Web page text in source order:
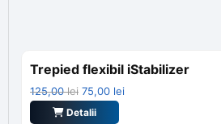
Trepied flexibil iStabilizer
125,00lei Prețul
inițial
75,00 leiPrețul
Detalii